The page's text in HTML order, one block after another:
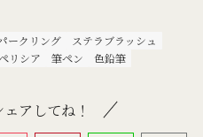
ークリング
ステラブラッシュ
リシア 筆ペン 色鉛筆
アしてね！